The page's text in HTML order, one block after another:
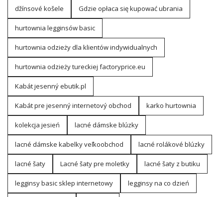
džínsové košele Gdzie opłaca się kupować ubrania
hurtownia legginsów basic
hurtownia odzieży dla klientów indywidualnych
hurtownia odzieży tureckiej factoryprice.eu
Kabát jesenný ebutik.pl
Kabát pre jesenný internetový obchod karko hurtownia
kolekcja jesień lacné dámske blúzky
lacné dámske kabelky veľkoobchod lacné rolákové blúzky
lacné šaty Lacné šaty pre moletky lacné šaty z butiku
legginsy basic sklep internetowy legginsy na co dzień